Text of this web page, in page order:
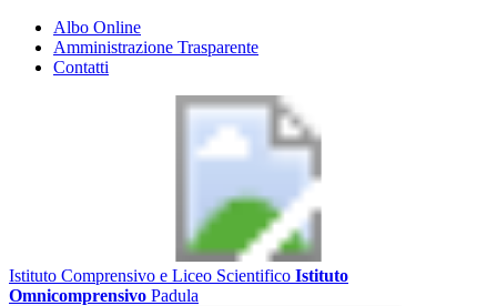
Albo Online
Amministrazione Trasparente
Contatti
Istituto Comprensivo e Liceo Scientifico Istituto
Omnicomprensivo Padula